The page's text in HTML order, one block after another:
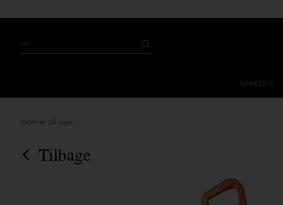
NYHEDER
Varen er på lager
Tilbage